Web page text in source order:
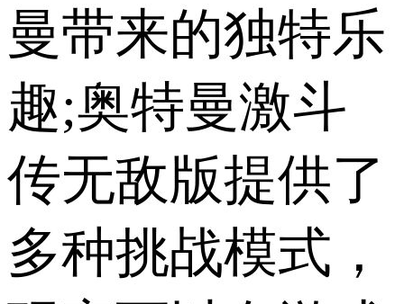
曼带来的独特乐
趣;奥特曼激斗
传无敌版提供了
多种挑战模式，